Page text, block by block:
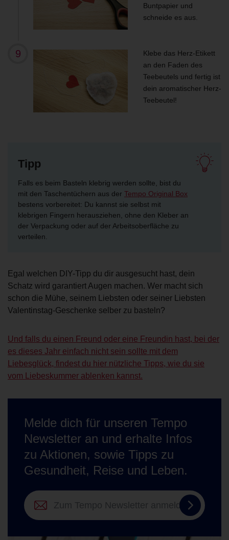
Melde dich für unseren Tempo
Newsletter an und erhalte Infos
zu Aktionen, sowie Tipps zu
Gesundheit, Reise und Leben.
Zum
Tempo
Buntpapier und
schneide es aus.
Klebe das Herz-Etikett
an den Faden des
Teebeutels und fertig ist
dein aromatischer Herz-
Teebeutel!
Tipp
Falls es beim Basteln klebrig werden sollte, bist du
mit den Taschentüchern aus der Tempo Original Box
bestens vorbereitet: Du kannst sie selbst mit
klebrigen Fingern herausziehen, ohne den Kleber an
der Verpackung oder auf der Arbeitsoberfläche zu
verteilen.
Egal welchen DIY-Tipp du dir ausgesucht hast, dein
Schatz wird garantiert Augen machen. Wer macht sich
schon die Mühe, seinem Liebsten oder seiner Liebsten
Valentinstag-Geschenke selber zu basteln?
Und falls du einen Freund oder eine Freundin hast, bei der
es dieses Jahr einfach nicht sein sollte mit dem
Liebesglück, findest du hier nützliche Tipps, wie du sie
vom Liebeskummer ablenken kannst.